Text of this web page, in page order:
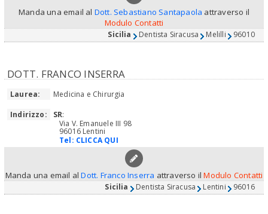
Manda una email al Dott. Sebastiano Santapaola attraverso il
Modulo Contatti
Sicilia Dentista Siracusa Melilli 96010
DOTT. FRANCO INSERRA
Laurea:
Medicina e Chirurgia
Indirizzo:
SR:
Via V. Emanuele III 98
96016 Lentini
Tel: CLICCA QUI
Manda una email alDott. Franco Inserra attraverso ilModulo Contatti
Sicilia Dentista Siracusa Lentini 96016